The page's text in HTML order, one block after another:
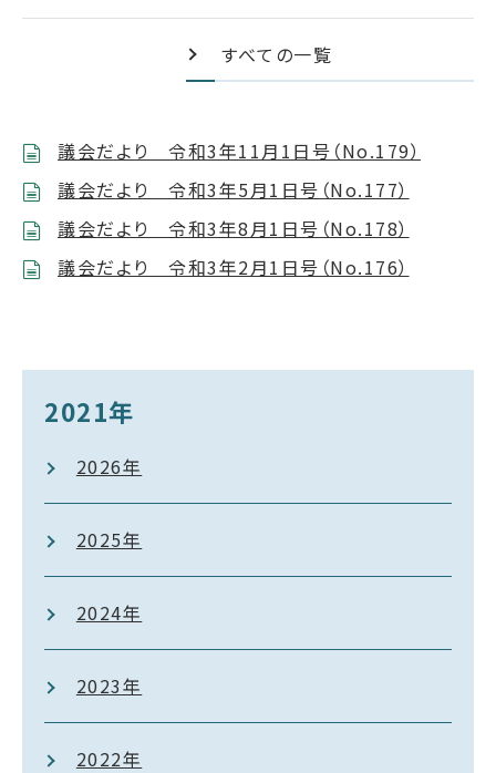
すべての一覧
議会だより 令和3年11月1日号（No.179）
議会だより 令和3年5月1日号（No.177）
議会だより 令和3年8月1日号（No.178）
議会だより 令和3年2月1日号（No.176）
2021年
2026年
2025年
2024年
2023年
2022年